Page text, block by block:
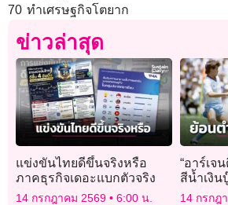
70 ทำเศรษฐกิจโตยาก
ข่าวล่าสุด
แข่งขันไทยดีขึ้นจริงหรือ
ภาคธุรกิจเดอะแบกตัวจริง
14 กรกฎาคม 2569 6:00 น.
“อาร์เจ
สีน้ำเงิน
ตำนาน
14 กรกฎ